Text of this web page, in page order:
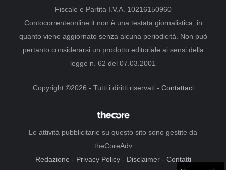
Fiscale e Partita I.V.A. 10216150960
Contocorrenteonline.it non è una testata giornalistica, in
quanto viene aggiornato senza alcuna periodicità. Non può
pertanto considerarsi un prodotto editoriale ai sensi della
legge n. 62 del 07.03.2001
Copyright ©2026 - Tutti i diritti riservati - Contattaci
Le attività pubblicitarie su questo sito sono gestite da
theCoreAdv
Redazione - Privacy Policy- Disclaimer- Contatti